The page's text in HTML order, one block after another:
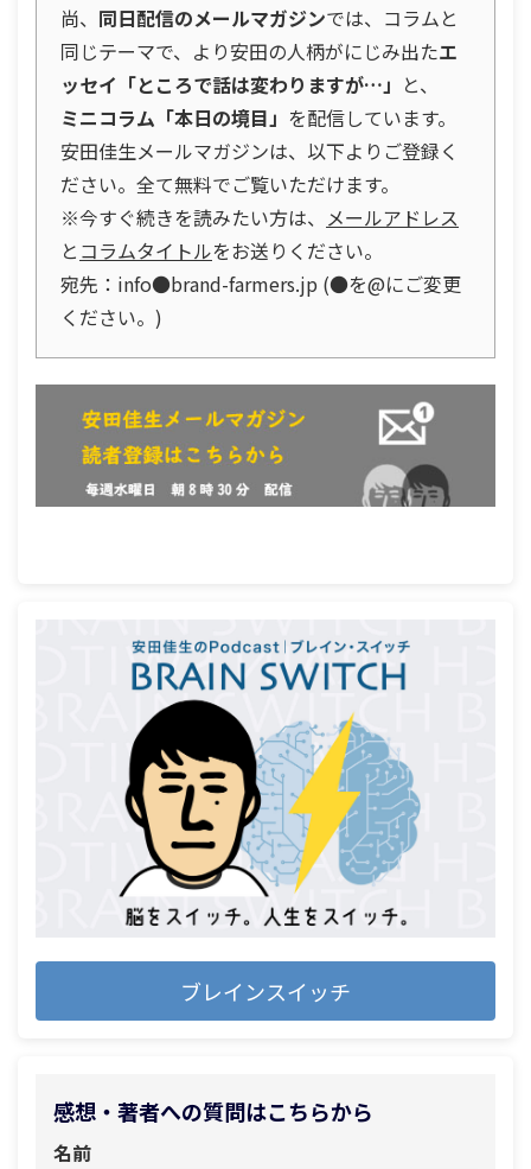
尚、 同日配信のメールマガジンでは、コラムと
同じテーマで、より安田の人柄がにじみ出たエ
ッセイ「ところで話は変わりますが…」 と、
ミニコラム「本日の境目」 を配信しています。
安田佳生メールマガジンは、以下よりご登録く
ださい。全て無料でご覧いただけます。
※今すぐ続きを読みたい方は、 メールアドレス
と コラムタイトルをお送りください。
宛先：info●brand-farmers.jp (●を@にご変更
ください。)
ブレインスイッチ
感想・著者への質問はこちらから
名前